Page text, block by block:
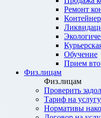
Ремонт
Обучение
Прием
Физ.лицам
Физ.лицам
Проверить
Тариф на
Нормативы